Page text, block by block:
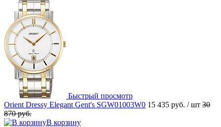
Быстрый просмотр
Orient Dressy Elegant Gent's SGW01003W0 15 435 руб. / шт 30
870 руб.
В корзину